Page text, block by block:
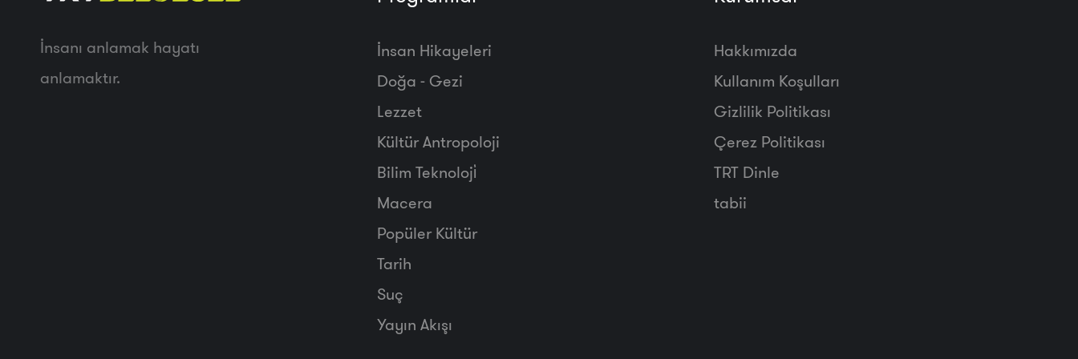
İnsanı anlamak hayatı
anlamaktır.
İnsan Hikayeleri
Doğa - Gezi
Lezzet
Kültür Antropoloji
Bilim Teknoloji̇
Macera
Popüler Kültür
Tarih
Suç
Yayın Akışı
Hakkımızda
Kullanım Koşulları
Gizlilik Politikası
Çerez Politikası
TRT Dinle
tabii